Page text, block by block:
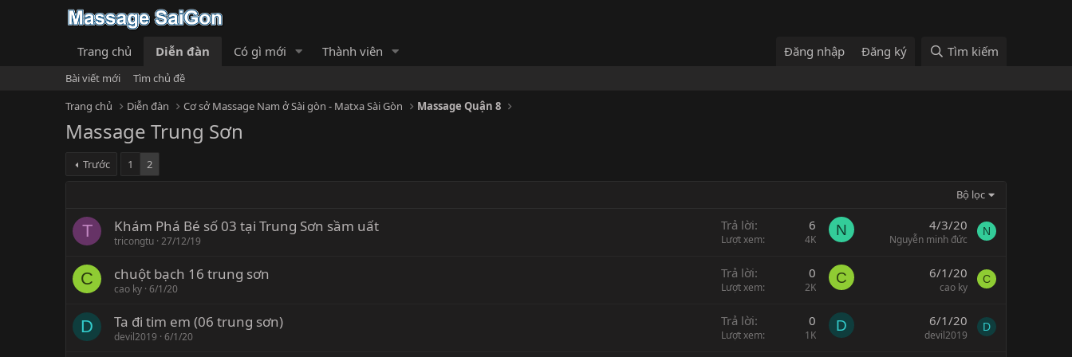
Trang chủ Diễn đàn Có gì mới Thành viên Đăng nhập Đăng ký Tìm kiếm
Bài viết mới
Tìm chủ đề
Trang chủ
Diễn đàn Cơ sở Massage Nam ở Sài gòn - Matxa Sài Gòn Massage Quận 8
Massage Trung Sơn
Trước 1 2
Bộ lọc
T Khám Phá Bé số 03 tại Trung Sơn sầm uất
tricongtu 27/12/19
Trả lời 6
Lượt xem 4K
N 4/3/20
Nguyễn minh đức
N
C chuột bạch 16 trung sơn
cao ky 6/1/20
Trả lời 0
Lượt xem 2K
C 6/1/20
cao ky
C
D Ta đi tim em (06 trung sơn)
devil2019 6/1/20
Trả lời 0
Lượt xem 1K
D 6/1/20
devil2019
D